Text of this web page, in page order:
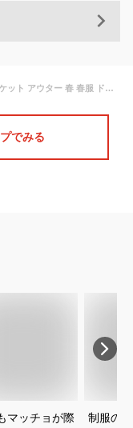
ma-1 メンズ ブルゾン ジャケット アウター 春 春服 ドロップショルダー ビッグシルエット フライトジャケット エムエーワン ミリタリージャケット アウター メンズファッション 中綿無し
でみる
マッチョが際
制服の